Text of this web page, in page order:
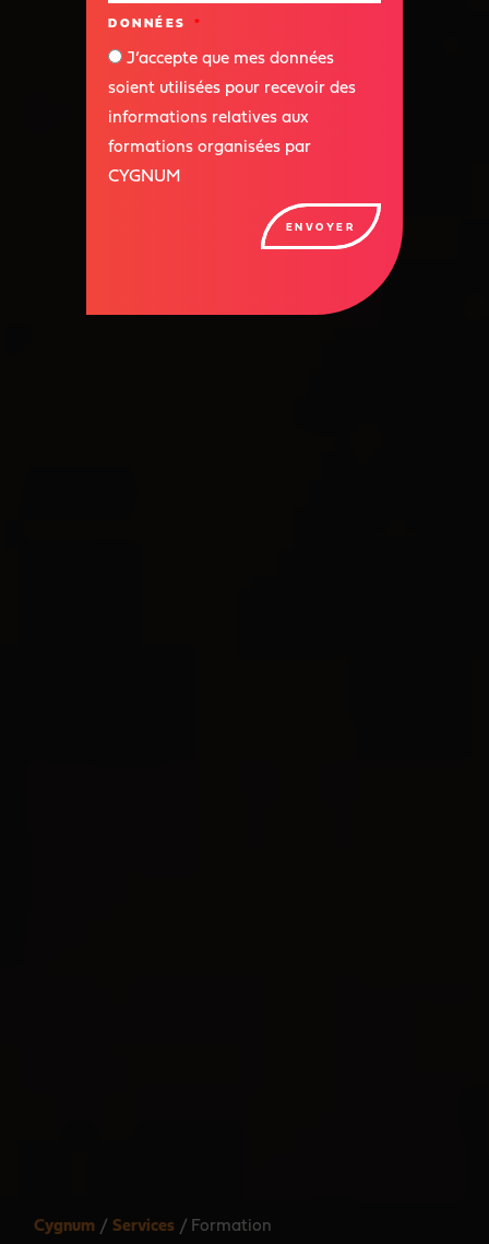
Cygnum / Services / Formation
DONNÉES
J’accepte que mes données
soient utilisées pour recevoir des
informations relatives aux
formations organisées par
CYGNUM
ENVOYER